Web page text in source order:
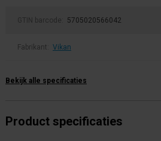
GTIN barcode: 5705020566042
Fabrikant: Vikan
Bekijk alle specificaties
Product specificaties